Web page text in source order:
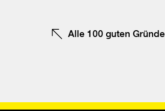
Alle 100 guten Gründe